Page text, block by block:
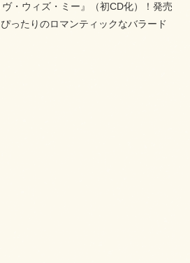
・ウィズ・ミー』（初CD化）！発売
ったりのロマンティックなバラード